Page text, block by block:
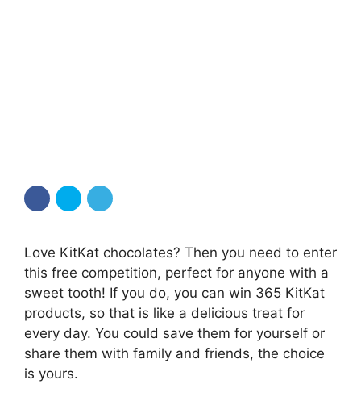
Love KitKat chocolates? Then you need to enter
this free competition, perfect for anyone with a
sweet tooth! If you do, you can win 365 KitKat
products, so that is like a delicious treat for
every day. You could save them for yourself or
share them with family and friends, the choice
is yours.